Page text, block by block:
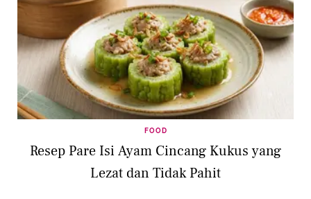
FOOD
Resep Pare Isi Ayam Cincang Kukus yang
Lezat dan Tidak Pahit